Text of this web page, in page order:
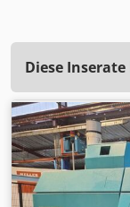
Diese